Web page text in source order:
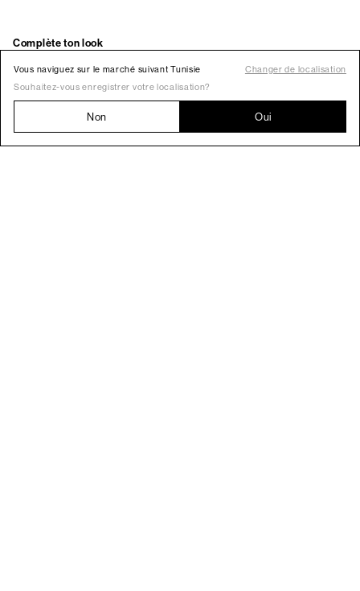
Vous naviguez sur le marché suivant Tunisie
Changer de localisation
Souhaitez-vous enregistrer votre localisation?
Non Oui